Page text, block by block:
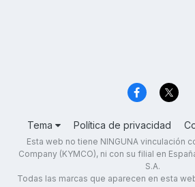
Tema Política de privacidad
Esta web no tiene NINGUNA vinculación
Company (KYMCO), ni con su filial en
S.A.
Todas las marcas que aparecen en esta